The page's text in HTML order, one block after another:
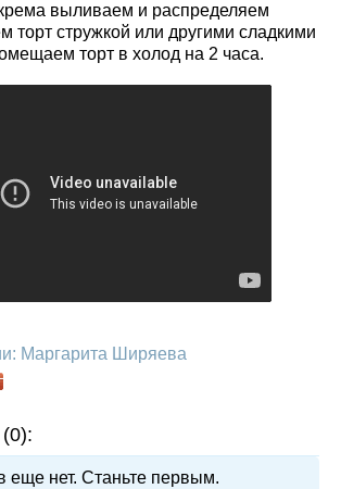
выливаем и распределяем
торт стружкой или другими сладкими
торт в холод на 2 часа.
Маргарита Ширяева
еще нет. Станьте первым.